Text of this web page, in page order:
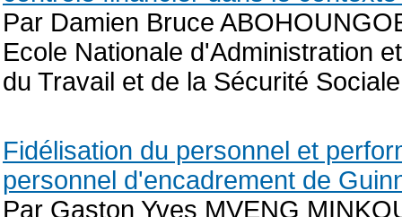
Par Damien Bruce
Ecole Nationale d'Administration
du Travail et de la Sécurité
Fidélisation du personnel et
personnel d'encadrement de
Par Gaston Yves MVENG